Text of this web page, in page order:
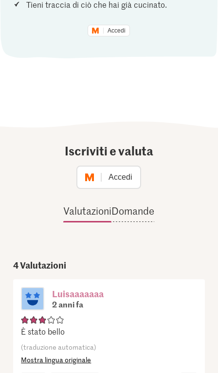
Tieni traccia di ciò che hai già cucinato.
Accedi
Iscriviti e valuta
Accedi
ValutazioniDomande
4Valutazioni
Luisaaaaaaa
2 anni fa
È stato bello
(traduzione automatica)
Mostra lingua originale